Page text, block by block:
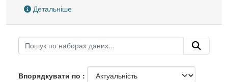
Детальніше
Впорядкувати по